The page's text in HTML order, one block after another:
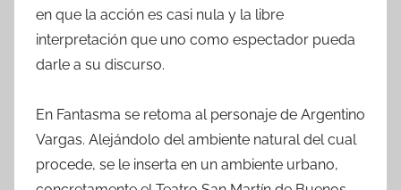
en que la acción es casi nula y la libre
interpretación que uno como espectador pueda
darle a su discurso.
En Fantasma se retoma al personaje de Argentino
Vargas. Alejándolo del ambiente natural del cual
procede, se le inserta en un ambiente urbano,